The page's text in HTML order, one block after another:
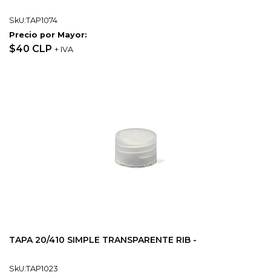
SkU:TAP1074
Precio por Mayor:
$40 CLP + IVA
TAPA 20/410 SIMPLE TRANSPARENTE RIB -
SkU:TAP1023